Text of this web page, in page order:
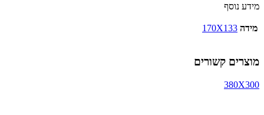
מידע נוסף
מידה 170X133
מוצרים קשורים
380X300